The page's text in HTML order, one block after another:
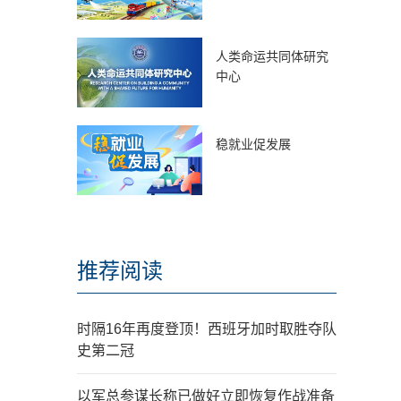
人类命运共同体研究
中心
稳就业促发展
推荐阅读
时隔16年再度登顶！西班牙加时取胜夺队
史第二冠
以军总参谋长称已做好立即恢复作战准备